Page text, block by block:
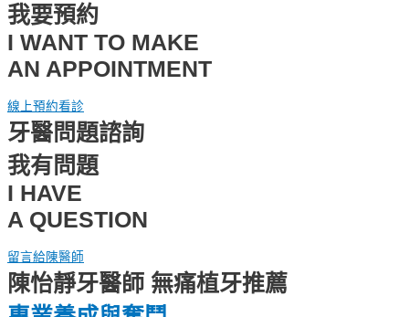
我要預約
I WANT TO MAKE
AN APPOINTMENT
線上預約看診
牙醫問題諮詢
我有問題
I HAVE
A QUESTION
留言給陳醫師
陳怡靜牙醫師 無痛植牙推薦